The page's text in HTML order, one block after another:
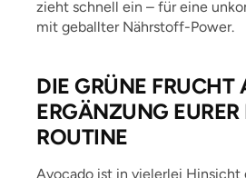
zieht schnell ein – für eine
mit geballter Nährstoff-Power.
DIE GRÜNE FRUCHT
ERGÄNZUNG
ROUTINE
Avocado ist in vielerlei Hinsicht